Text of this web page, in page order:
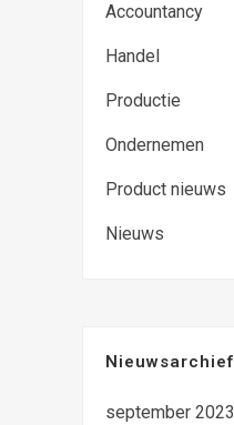
Accountancy
Handel
Productie
Ondernemen
Product nieuws
Nieuws
Nieuwsarchief
september 2023